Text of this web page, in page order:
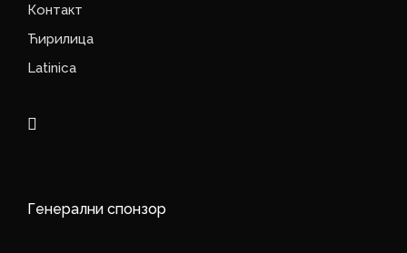
Контакт
Ћирилица
Latinica
Генерални спонзор